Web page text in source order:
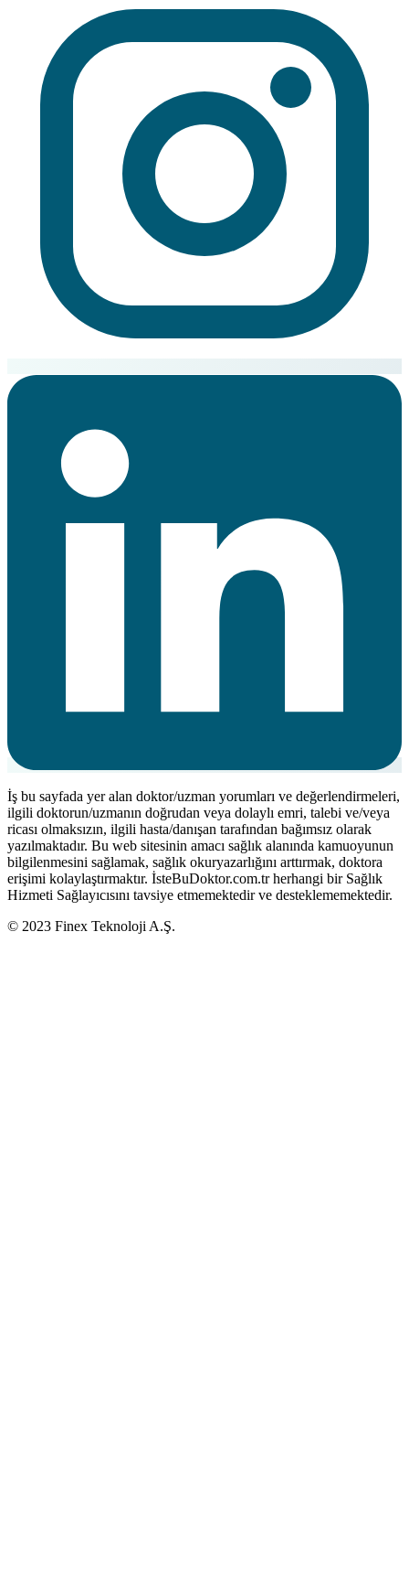
İş bu sayfada yer alan doktor/uzman yorumları ve değerlendirmeleri,
ilgili doktorun/uzmanın doğrudan veya dolaylı emri, talebi ve/veya
ricası olmaksızın, ilgili hasta/danışan tarafından bağımsız olarak
yazılmaktadır. Bu web sitesinin amacı sağlık alanında kamuoyunun
bilgilenmesini sağlamak, sağlık okuryazarlığını arttırmak, doktora
erişimi kolaylaştırmaktır. İsteBuDoktor.com.tr herhangi bir Sağlık
Hizmeti Sağlayıcısını tavsiye etmemektedir ve desteklememektedir.
© 2023 Finex Teknoloji A.Ş.